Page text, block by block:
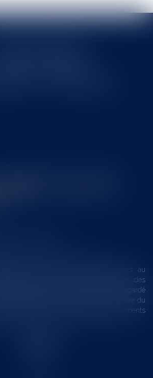
ACTUALITÉS
monuments historiques
des monuments historiques au
économique et touristique des
historique a longtemps été regardé
rapport que la commission de la culture du
juillet 2026, à la gestion des monuments
aussi une ressour...